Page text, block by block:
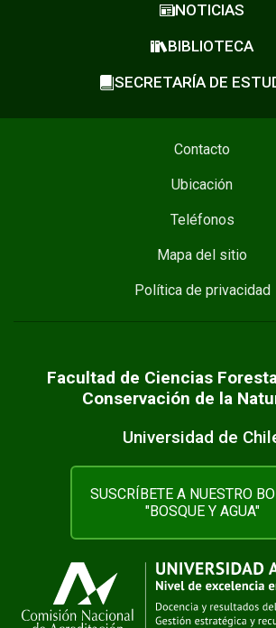
NOTICIAS
BIBLIOTECA
SECRETARÍA DE
Contacto
Ubicación
Teléfonos
Mapa del sitio
Política de privacidad
Facultad de Ciencias
Conservación de la
Universidad de
SUSCRÍBETE A NUESTRO
"BOSQUE Y AGUA"